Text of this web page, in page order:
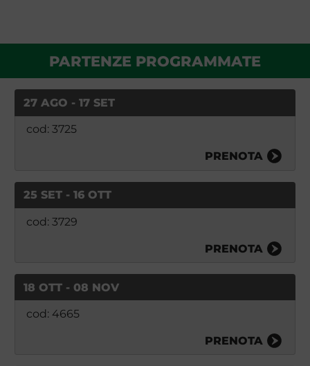
PARTENZE PROGRAMMATE
27 AGO - 17 SET
cod: 3725
PRENOTA
25 SET - 16 OTT
cod: 3729
PRENOTA
18 OTT - 08 NOV
cod: 4665
PRENOTA